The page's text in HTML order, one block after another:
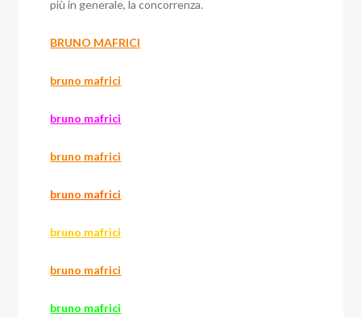
più in generale, la concorrenza.
BRUNO MAFRICI
bruno mafrici
bruno mafrici
bruno mafrici
bruno mafrici
bruno mafrici
bruno mafrici
bruno mafrici